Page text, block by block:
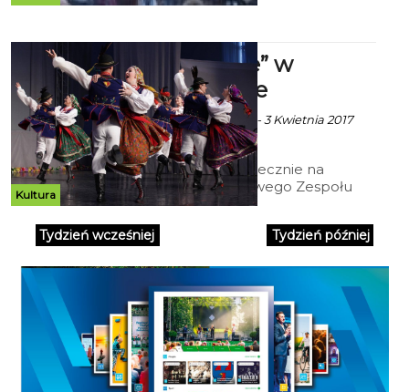
Kultura
„Mazowsze” w
Amfiteatrze
ekoszalin z mat. inf. - 3 Kwietnia 2017
godz. 7:37
Zapraszamy serdecznie na
występ Państwowego Zespołu
Ludowego Pieśni i Tańca
„Mazowsze”, który odbędzie się 2
lipca w koszalińskim Amfiteatrze.
Tydzień wcześniej Tydzień później